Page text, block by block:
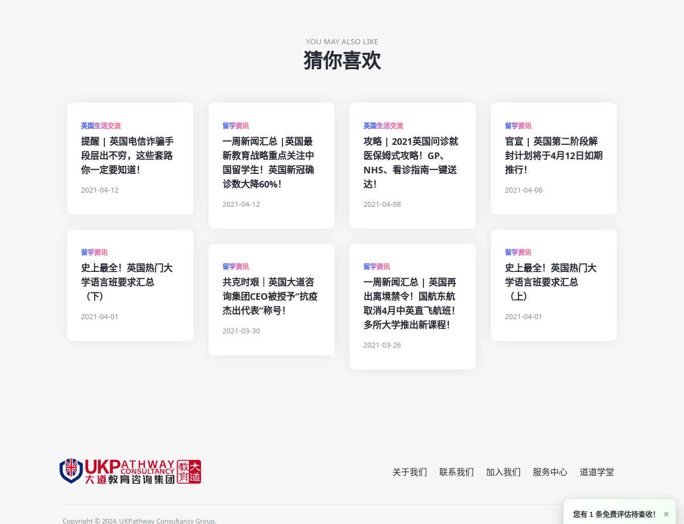
YOU MAY ALSO LIKE
猜你喜欢
英国生活交流
提醒 | 英国电信诈骗手
段层出不穷，这些套路
你一定要知道！
2021-04-12
留学资讯
一周新闻汇总 |英国最
新教育战略重点关注中
国留学生！英国新冠确
诊数大降60%！
2021-04-12
英国生活交流
攻略 | 2021英国问诊就
医保姆式攻略！GP、
NHS、看诊指南一键送
达！
2021-04-08
留学资讯
官宣 | 英国第二阶段解
封计划将于4月12日如期
推行！
2021-04-06
留学资讯
史上最全！英国热门大
学语言班要求汇总
（下）
2021-04-01
留学资讯
史上最全！英国热门大
学语言班要求汇总
（上）
2021-04-01
留学资讯
共克时艰｜英国大道咨
询集团CEO被授予“抗疫
杰出代表”称号！
2021-03-30
留学资讯
一周新闻汇总 | 英国再
出离境禁令！国航东航
取消4月中英直飞航班！
多所大学推出新课程！
2021-03-26
关于我们 联系我们 加入我们 服务中心 道道学堂
Copyright © 2024. UKPathway Consultancy Group.
×
您有 1 条免费评估待查收！